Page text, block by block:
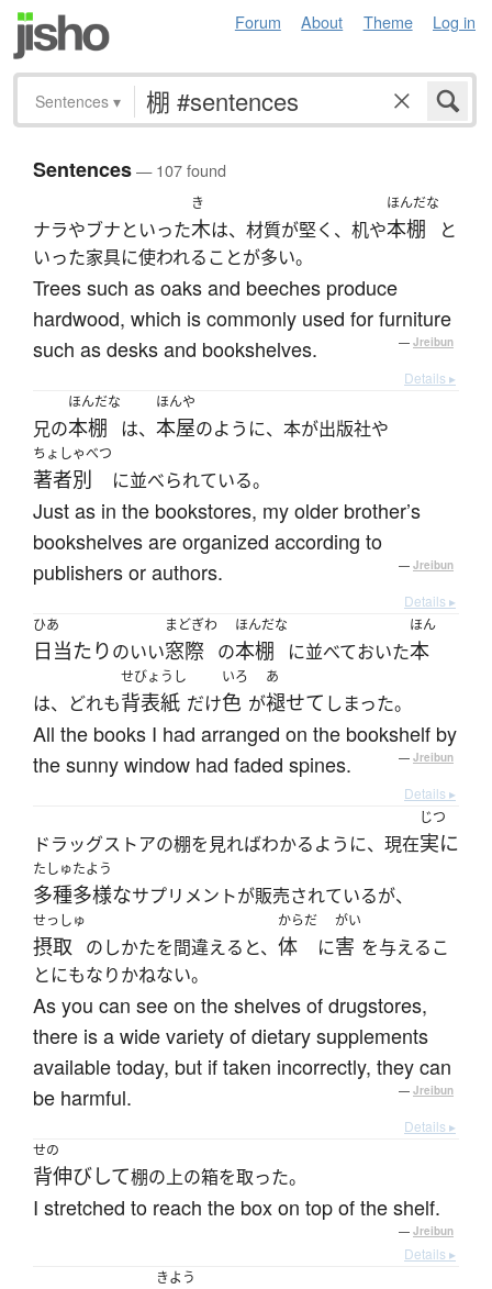
Forum About Theme Log in
Sentences ▾
Sentences— 107 found
ナラやブナといった
き
木は、材質が堅く、机や
ほんだな
本棚
と
いった家具に使われることが多い。
Trees such as oaks and beeches produce
hardwood, which is commonly used for furniture
such as desks and bookshelves.
— Jreibun
Details ▸
兄の
ほんだな
本棚 は、
ほんや
本屋のように、本が出版社や
ちょしゃべつ
著者別 に並べられている。
Just as in the bookstores, my older brother’s
bookshelves are organized according to
publishers or authors.
— Jreibun
Details ▸
ひあ
日当たりのいい
まどぎわ
窓際 の
ほんだな
本棚 に並べておいた
ほん
本
は、どれも
せびょうし
背表紙 だけ
いろ
色 が
あ
褪せて しまった。
All the books I had arranged on the bookshelf by
the sunny window had faded spines.
— Jreibun
Details ▸
ドラッグストアの棚を見ればわかるように、現在
じつ
実に
たしゅたよう
多種多様なサプリメントが販売されているが、
せっしゅ
摂取 のしかたを間違えると、
からだ
体 に
がい
害 を与えるこ
とにもなりかねない。
As you can see on the shelves of drugstores,
there is a wide variety of dietary supplements
available today, but if taken incorrectly, they can
be harmful.
— Jreibun
Details ▸
せの
背伸びして棚の上の箱を取った。
I stretched to reach the box on top of the shelf.
— Jreibun
Details ▸
きよう